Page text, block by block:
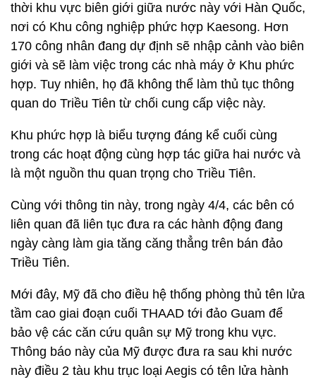
thời khu vực biên giới giữa nước này với Hàn Quốc,
nơi có Khu công nghiệp phức hợp Kaesong. Hơn
170 công nhân đang dự định sẽ nhập cảnh vào biên
giới và sẽ làm việc trong các nhà máy ở Khu phức
hợp. Tuy nhiên, họ đã không thể làm thủ tục thông
quan do Triều Tiên từ chối cung cấp việc này.
Khu phức hợp là biểu tượng đáng kể cuối cùng
trong các hoạt động cùng hợp tác giữa hai nước và
là một nguồn thu quan trọng cho Triều Tiên.
Cùng với thông tin này, trong ngày 4/4, các bên có
liên quan đã liên tục đưa ra các hành động đang
ngày càng làm gia tăng căng thẳng trên bán đảo
Triều Tiên.
Mới đây, Mỹ đã cho điều hệ thống phòng thủ tên lửa
tầm cao giai đoạn cuối THAAD tới đảo Guam để
bảo vệ các căn cứu quân sự Mỹ trong khu vực.
Thông báo này của Mỹ được đưa ra sau khi nước
này điều 2 tàu khu trục loại Aegis có tên lửa hành